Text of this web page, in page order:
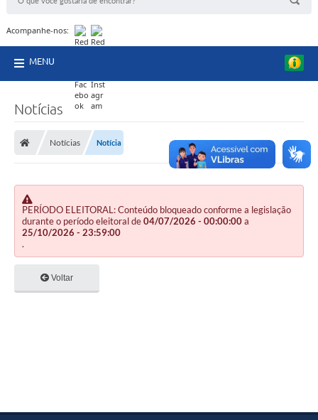
Acompanhe-nos:
MENU
Notícias
Notícias Notícia
PERÍODO ELEITORAL: Conteúdo bloqueado conforme a legislação
durante o período eleitoral de04/07/2026 - 00:00:00a
25/10/2026 - 23:59:00
.
Voltar